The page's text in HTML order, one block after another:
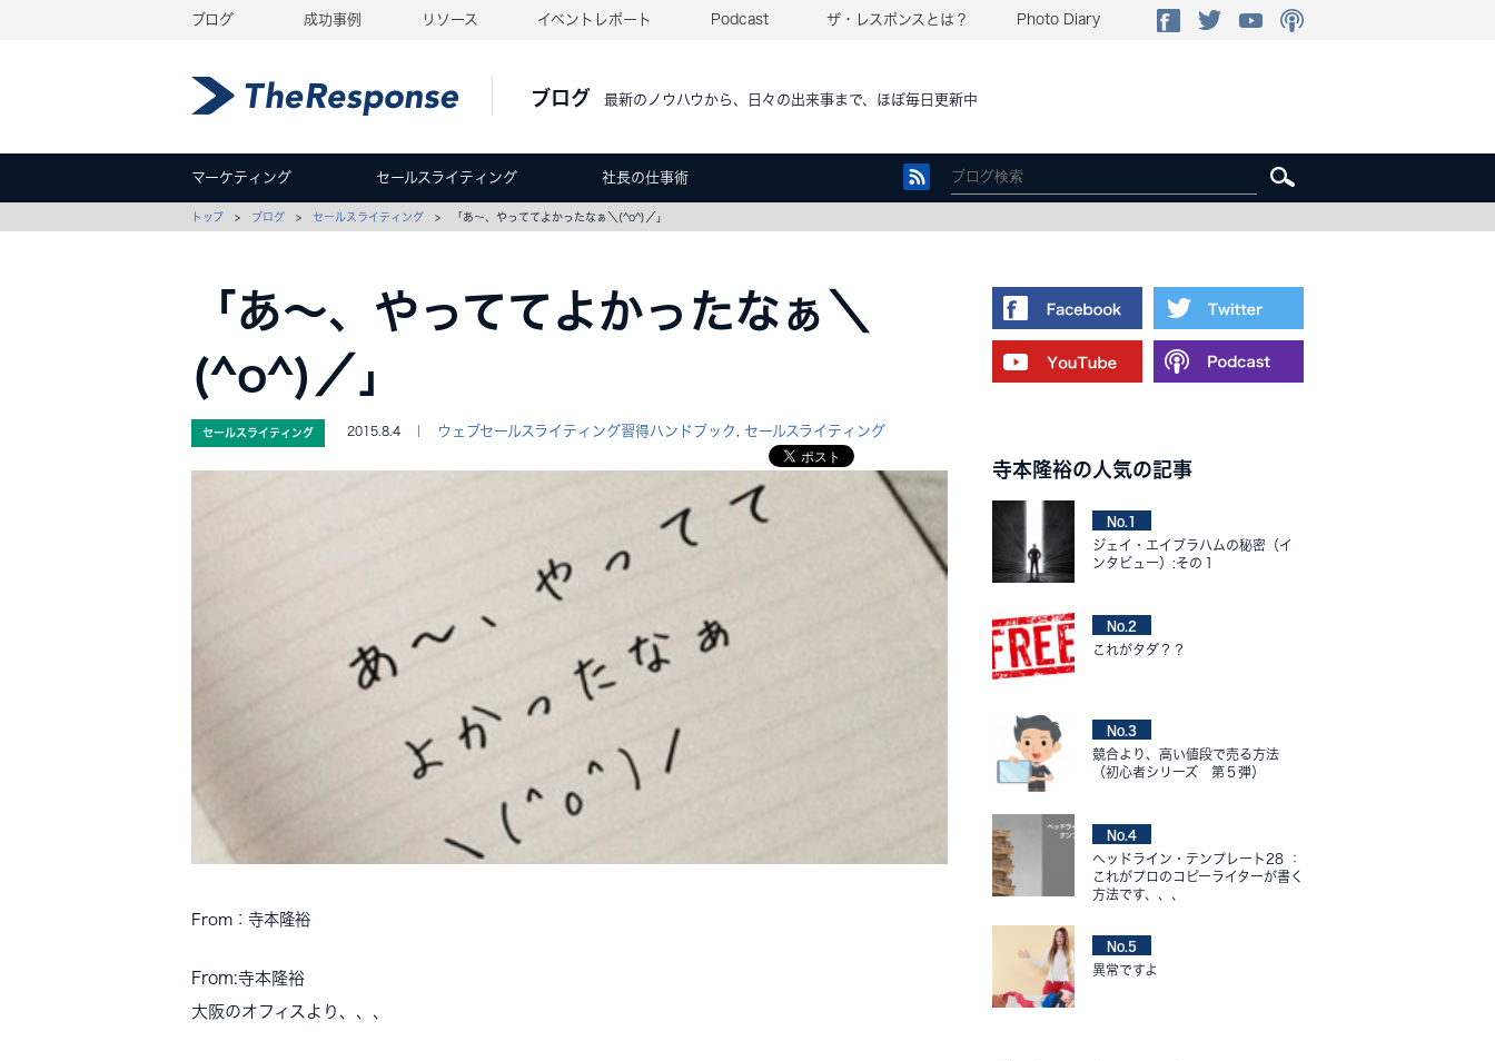
ブログ 成功事例 リソース イベントレポート Podcast ザ・レスポンスとは？ Photo Diary
ブログ 最新のノウハウから、日々の出来事まで、ほぼ毎日更新中
マーケティング セールスライティング 社長の仕事術
トップ > ブログ > セールスライティング > 「あ〜、やっててよかったなぁ＼(^o^)／」
「あ〜、やっててよかったなぁ＼
(^o^)／」
セールスライティング 2015.8.4 ｜ ウェブセールスライティング習得ハンドブック セールスライティング
From：寺本隆裕
From:寺本隆裕
大阪のオフィスより、、、
寺本隆裕の人気の記事
No.1
ジェイ・エイブラハムの秘密（イ
ンタビュー）:その１
No.2
これがタダ？？
No.3
競合より、高い値段で売る方法
（初心者シリーズ 第５弾）
No.4
ヘッドライン・テンプレート28 ：
これがプロのコピーライターが書く
方法です、、、
No.5
異常ですよ